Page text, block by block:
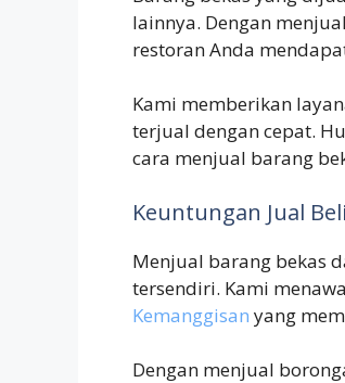
lainnya. Dengan
restoran Anda
Kami memberikan
terjual dengan cepat.
cara menjual barang
Keuntungan Jual
Menjual barang bekas
tersendiri. Kami
Kemanggisan yang
Dengan menjual